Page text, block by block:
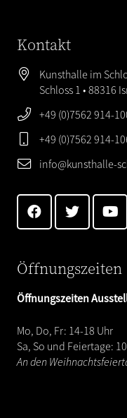
Kontakt
Kunsthalle im
Schloss 1 • 88316
+49 (0)7562 914-
+49 (0)7562 914-
info@kunsthalle-
Öffnungszeiten
Öffnungszeiten
Mo, Do, Fr: 14-18 Uhr
Sa, So und Feiertage:
An den